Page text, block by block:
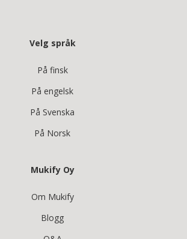
Velg språk
På finsk
På engelsk
På Svenska
På Norsk
Mukify Oy
Om Mukify
Blogg